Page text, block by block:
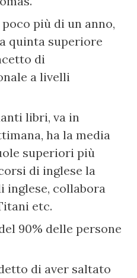
più di un anno,
quinta superiore
di
a livelli
libri, va in
ha la media
superiori più
di inglese la
inglese, collabora
etc.
90% delle persone
di aver saltato